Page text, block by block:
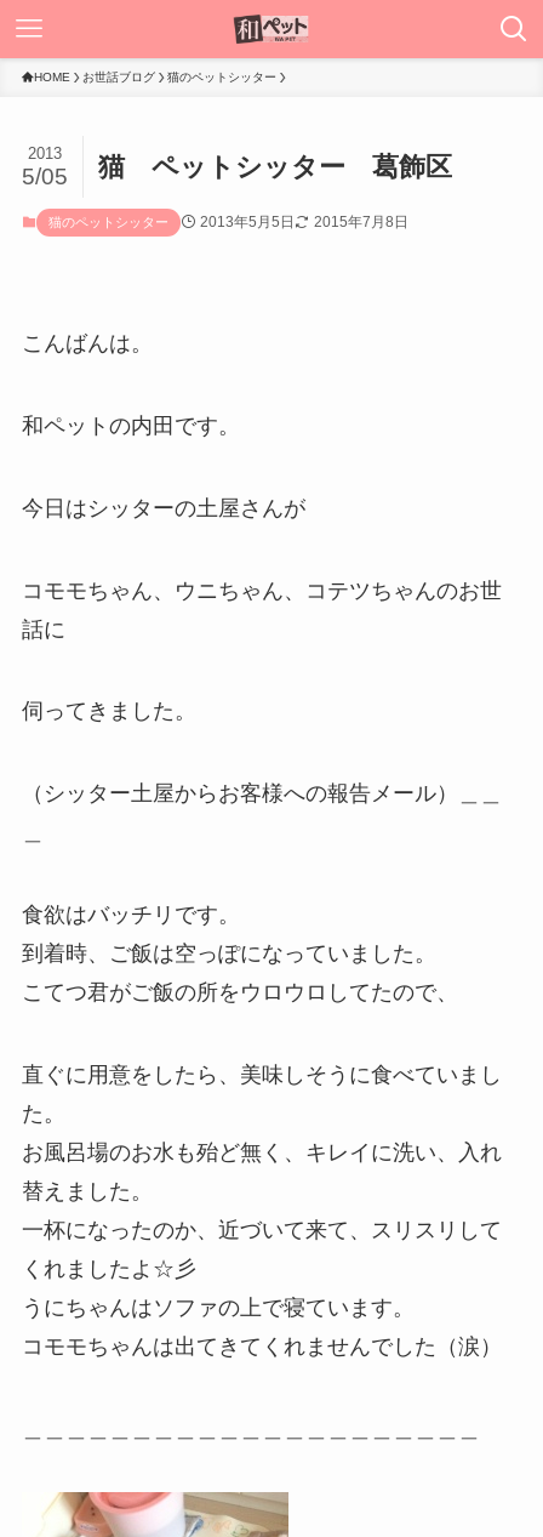
HOME お世話ブログ 猫のペットシッター
猫 ペットシッター 葛飾区
2013
5/05
猫のペットシッター 2013年5月5日 2015年7月8日
こんばんは。
和ペットの内田です。
今日はシッターの土屋さんが
コモモちゃん、ウニちゃん、コテツちゃんのお世
話に
伺ってきました。
（シッター土屋からお客様への報告メール）＿＿
食欲はバッチリです。
到着時、ご飯は空っぽになっていました。
こてつ君がご飯の所をウロウロしてたので、
直ぐに用意をしたら、 美味しそうに食べていまし
た。
お風呂場のお水も殆ど無く、キレイに洗い、入れ
替えました。
一杯になったのか、近づいて来て、スリスリして
くれましたよ☆彡
うにちゃんはソファの上で寝ています。
コモモちゃんは出てきてくれませんでした（涙）